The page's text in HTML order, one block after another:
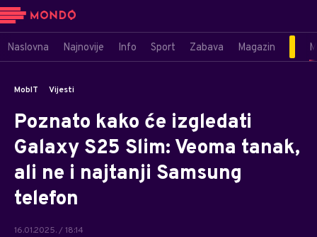
Naslovna Najnovije Info Sport Zabava Magazin
MobIT Vijesti
Poznato kako će izgledati
Galaxy S25 Slim: Veoma tanak,
ali ne i najtanji Samsung
telefon
16.01.2025. / 18:14